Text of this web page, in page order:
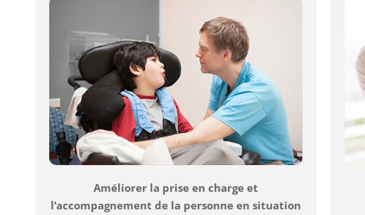
Améliorer la prise en charge et
l’accompagnement de la personne en situation